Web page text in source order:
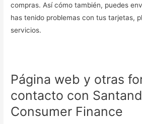
compras. Así cómo también, puedes
has tenido problemas con tus tarjetas,
servicios.
Página web y otras
contacto con
Consumer Finance